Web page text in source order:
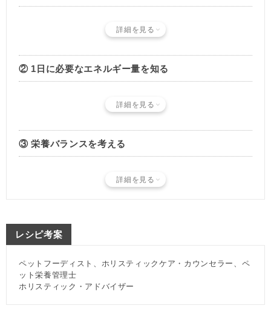
詳細を見る
② 1日に必要なエネルギー量を知る
詳細を見る
③ 栄養バランスを考える
詳細を見る
レシピ考案
ペットフーディスト、ホリスティックケア・カウンセラー、ペ
ット栄養管理士
ホリスティック・アドバイザー